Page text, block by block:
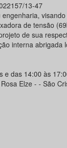
13-47
de tensão
de sua
interna abrigada
e das 14:00 às
Elze - - São